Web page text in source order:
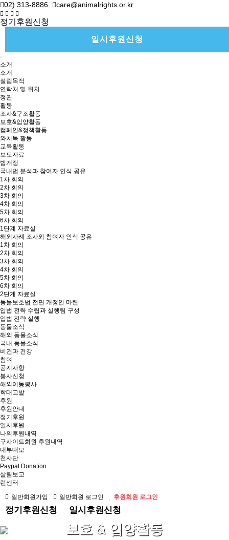
02) 313-8886 care@animalrights.or.kr
정기후원신청
일시후원신청
소개
소개
설립목적
연락처 및 위치
정관
활동
조사&구조활동
보호&입양활동
캠페인&정책활동
와치독 활동
교육활동
보도자료
법개정
국내법 분석과 참여자 인식 공유
1차 회의
2차 회의
3차 회의
4차 회의
5차 회의
6차 회의
1단계 자료실
해외사례 조사와 참여자 인식 공유
1차 회의
2차 회의
3차 회의
4차 회의
5차 회의
6차 회의
2단계 자료실
동물보호법 전면 개정안 마련
입법 전략 수립과 실행팀 구성
입법 전략 실행
동물소식
해외 동물소식
국내 동물소식
비건과 건강
참여
공지사항
봉사신청
해외이동봉사
학대고발
후원
후원안내
정기후원
일시후원
나의후원내역
구사이트회원 후원내역
대부대모
천사단
Paypal Donation
살림보고
런센터
일반회원가입
일반회원 로그인 후원회원 로그인
정기후원신청 일시후원신청
보호 & 입양활동